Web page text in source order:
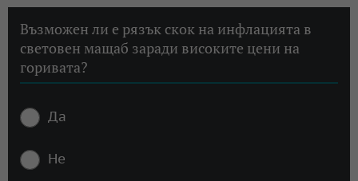
Възможен ли е рязък скок на инфлацията в
световен мащаб заради високите цени на
горивата?
Да
Не